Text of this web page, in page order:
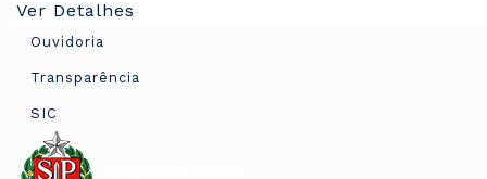
Ver Detalhes
Ouvidoria
Transparência
SIC